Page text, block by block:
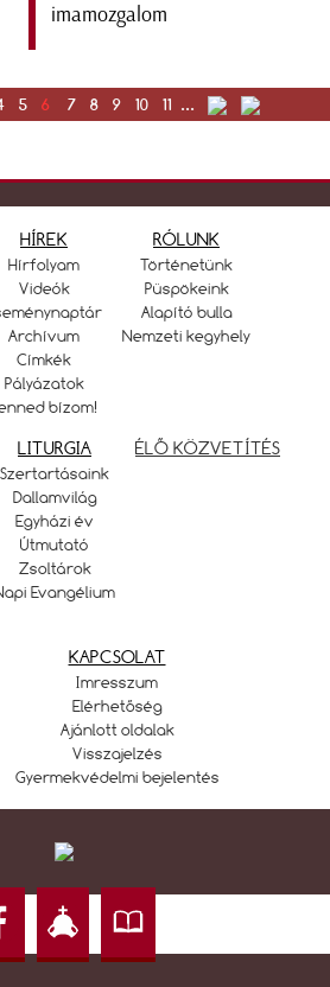
imamozgalom
5 6 7 8 9 10 11 ...
HÍREK
Hírfolyam
Videók
Archívum
Címkék
Pályázatok
bízom!
RÓLUNK
Történetünk
Püspökeink
Alapító bulla
Nemzeti kegyhely
LITURGIA
Szertartásaink
Dallamvilág
Egyházi év
Útmutató
Zsoltárok
Evangélium
ÉLŐ KÖZVETÍTÉS
KAPCSOLAT
Imresszum
Elérhetőség
Ajánlott oldalak
Visszajelzés
Gyermekvédelmi bejelentés